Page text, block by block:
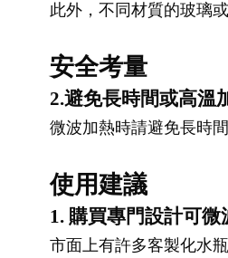
此外，不同材質的玻璃
安全考量
2.避免長時間或高溫
微波加熱時請避免長時
使用建議
1. 購買專門設計可
市面上有許多客製化水